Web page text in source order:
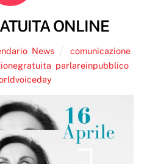
ONLINE
News comunicazione,
parlareinpubblico